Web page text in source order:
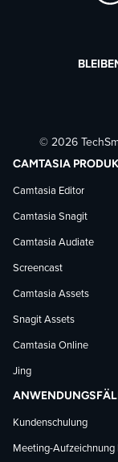
© 2026
CAMTASIA
Camtasia Editor
Camtasia Snagit
Camtasia Audiate
Screencast
Camtasia Assets
Snagit Assets
Camtasia Online
Jing
Kundenschulung
Meeting-Aufzeichnung